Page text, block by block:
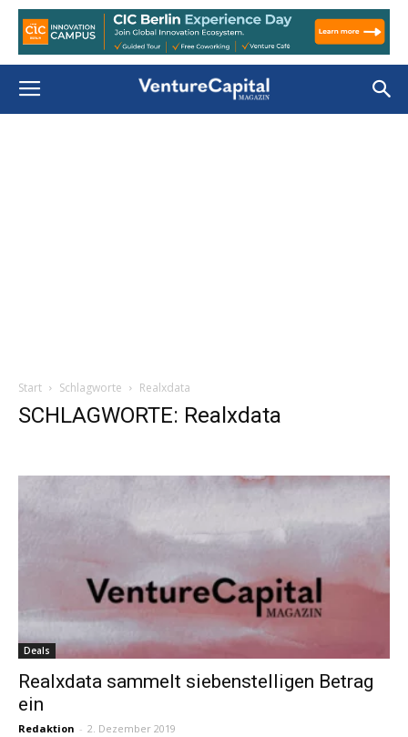
Start Schlagworte Realxdata
SCHLAGWORTE: Realxdata
Deals
Realxdata sammelt siebenstelligen Betrag
ein
Redaktion - 2. Dezember 2019